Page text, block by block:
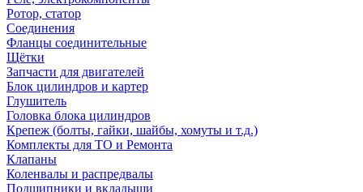
Ротор, статор
Соединения
Фланцы соединительные
Щётки
Запчасти для двигателей
Блок цилиндров и картер
Глушитель
Головка блока цилиндров
Крепеж (болты, гайки, шайбы, хомуты и т.д.)
Комплекты для ТО и Ремонта
Клапаны
Коленвалы и распредвалы
Подшипники и вкладыши